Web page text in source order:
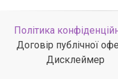
Політика
Договір публічної
Дисклеймер